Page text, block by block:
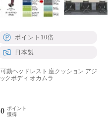
ポイント10倍
日本製
動ヘッドレスト 座クッション アジ
クボディ オカムラ
ポイント
獲得